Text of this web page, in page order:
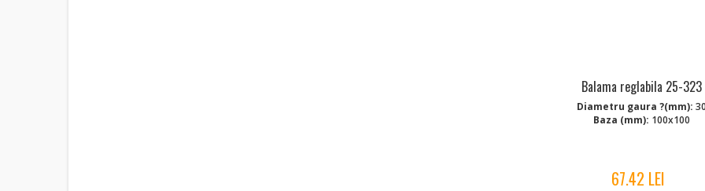
Balama reglabila 25-323
Diametru gaura ?(mm):
Baza (mm): 100x100
67.42 LEI